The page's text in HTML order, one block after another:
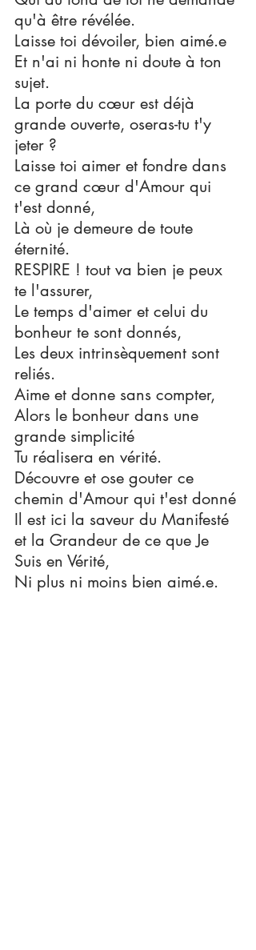
qu'à être révélée.
Laisse toi dévoiler, bien aimé.e
Et n'ai ni honte ni doute à ton
sujet.
La porte du cœur est déjà
grande ouverte, oseras-tu t'y
jeter ?
Laisse toi aimer et fondre dans
ce grand cœur d'Amour qui
t'est donné,
Là où je demeure de toute
éternité.
RESPIRE ! tout va bien je peux
te l'assurer,
Le temps d'aimer et celui du
bonheur te sont donnés,
Les deux intrinsèquement sont
reliés.
Aime et donne sans compter,
Alors le bonheur dans une
grande simplicité
Tu réalisera en vérité.
Découvre et ose gouter ce
chemin d'Amour qui t'est donné
Il est ici la saveur du Manifesté
et la Grandeur de ce que Je
Suis en Vérité,
Ni plus ni moins bien aimé.e.